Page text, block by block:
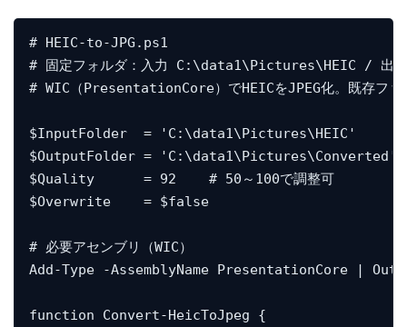
# HEIC-to-JPG.ps1
# 固定フォルダ：入力 C:\data1\Pictures\HEIC /
# WIC（PresentationCore）でHEICをJPEG化。既存ファ
$InputFolder  = 'C:\data1\Pictures\HEIC'
$OutputFolder = 'C:\data1\Pictures\Converted'
$Quality      = 92    # 50～100で調整可
$Overwrite    = $false
# 必要アセンブリ（WIC）
Add-Type -AssemblyName PresentationCore |
function Convert-HeicToJpeg {